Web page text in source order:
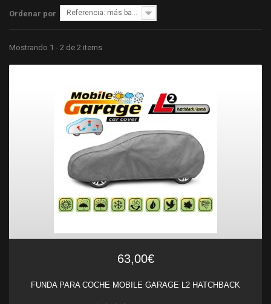
Ordenar por Referencia: más bajo primero
Mostrando 1 - 2 de 2 items
63,00€
FUNDA PARA COCHE MOBILE GARAGE L2 HATCHBACK